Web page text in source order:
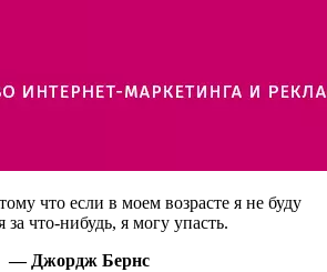
что если в моем возрасте я не буду
за что-нибудь, я могу упасть.
— Джордж Бернс